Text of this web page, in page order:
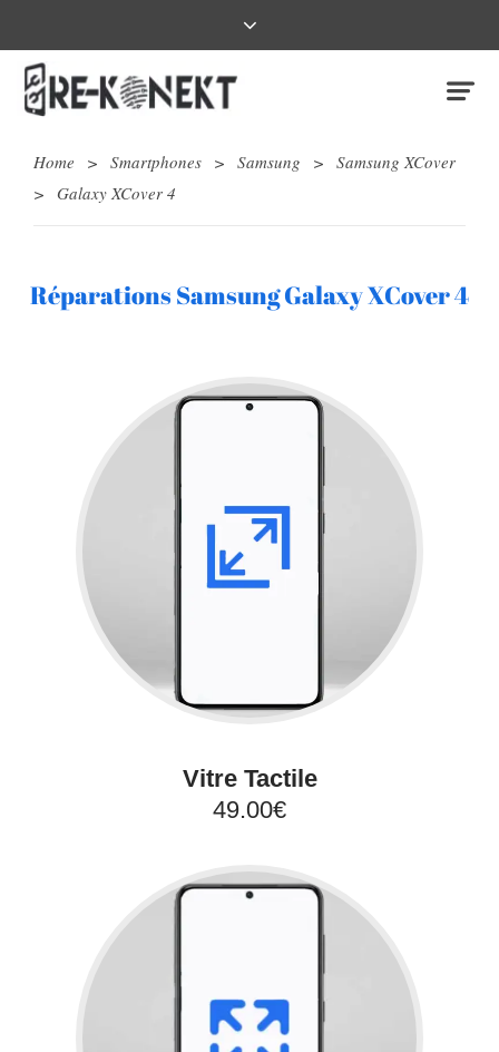
Home > Smartphones > Samsung > Samsung XCover
> Galaxy XCover 4
Réparations Samsung Galaxy XCover 4
Vitre Tactile
49.00€